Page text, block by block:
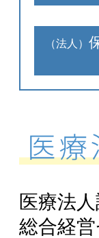
（法人）
医療法
総合経